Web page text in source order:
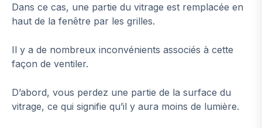
Dans ce cas, une partie du vitrage est remplacée en
haut de la fenêtre par les grilles.
Il y a de nombreux inconvénients associés à cette
façon de ventiler.
D’abord, vous perdez une partie de la surface du
vitrage, ce qui signifie qu’il y aura moins de lumière.